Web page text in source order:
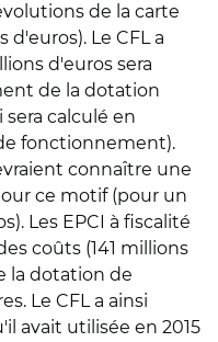
de la carte
d'euros). Le CFL a
d'euros sera
de la dotation
calculé en
fonctionnement).
connaître une
ce motif (pour un
Les EPCI à fiscalité
coûts (141 millions
la dotation de
Le CFL a ainsi
avait utilisée en 2015